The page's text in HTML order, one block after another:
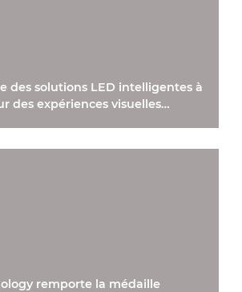
des solutions LED intelligentes à
des expériences visuelles
remporte la médaille